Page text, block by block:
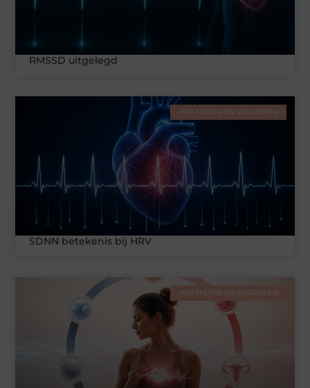
RMSSD uitgelegd
HRV METEN EN BEGRIJPEN
SDNN betekenis bij HRV
HRV METEN EN BEGRIJPEN